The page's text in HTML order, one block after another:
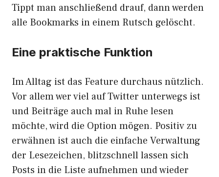
Tippt man anschließend drauf, dann werden
alle Bookmarks in einem Rutsch gelöscht.
Eine praktische Funktion
Im Alltag ist das Feature durchaus nützlich.
Vor allem wer viel auf Twitter unterwegs ist
und Beiträge auch mal in Ruhe lesen
möchte, wird die Option mögen. Positiv zu
erwähnen ist auch die einfache Verwaltung
der Lesezeichen, blitzschnell lassen sich
Posts in die Liste aufnehmen und wieder